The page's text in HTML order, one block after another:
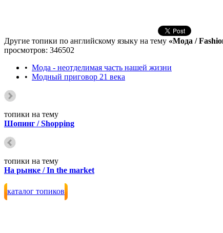
Другие топики по английскому языку на тему «Мода /
просмотров: 346502
• Мода - неотделимая часть нашей жизни
• Модный приговор 21 века
топики на тему
Шопинг / Shopping
топики на тему
На рынке / In the market
каталог топиков